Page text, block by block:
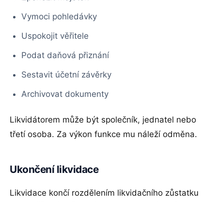
Vymoci pohledávky
Uspokojit věřitele
Podat daňová přiznání
Sestavit účetní závěrky
Archivovat dokumenty
Likvidátorem může být společník, jednatel nebo
třetí osoba. Za výkon funkce mu náleží odměna.
Ukončení likvidace
Likvidace končí rozdělením likvidačního zůstatku